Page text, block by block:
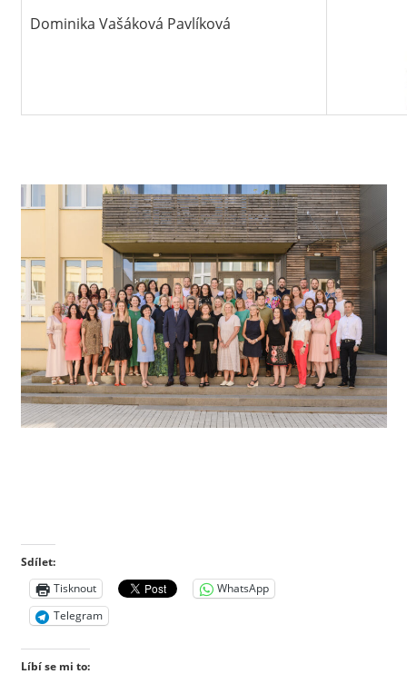
Dominika Vašáková Pavlíková
Sdílet:
Tisknout
WhatsApp
Telegram
Líbí se mi to: